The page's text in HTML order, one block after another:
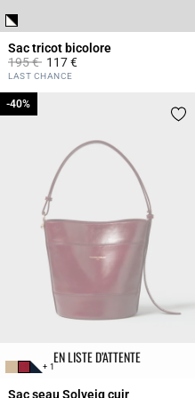
Sac tricot bicolore
Prix réduit à partir de
195 €à117 €
4,4 out of 5 Customer Rating
LAST CHANCE
EN LISTE D’ATTENTE
+ 1
Sac seau Solveig cuir
-40%
-40%